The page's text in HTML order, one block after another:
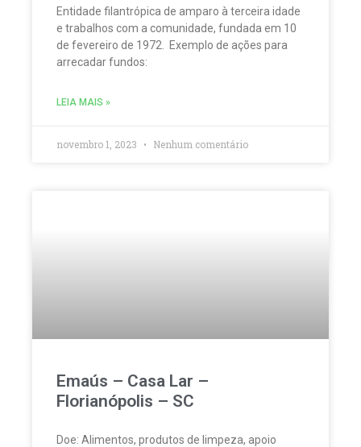
Entidade filantrópica de amparo à terceira idade
e trabalhos com a comunidade, fundada em 10
de fevereiro de 1972. Exemplo de ações para
arrecadar fundos:
LEIA MAIS »
novembro 1, 2023 Nenhum comentário
Emaús – Casa Lar –
Florianópolis – SC
Doe: Alimentos, produtos de limpeza, apoio